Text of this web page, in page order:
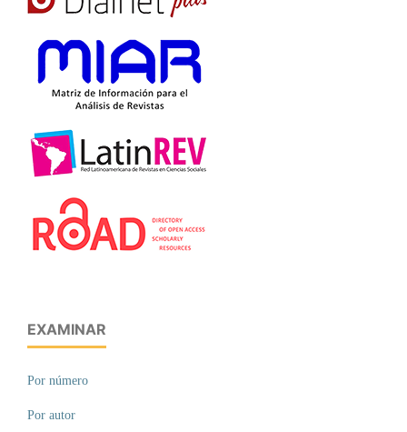
EXAMINAR
Por número
Por autor